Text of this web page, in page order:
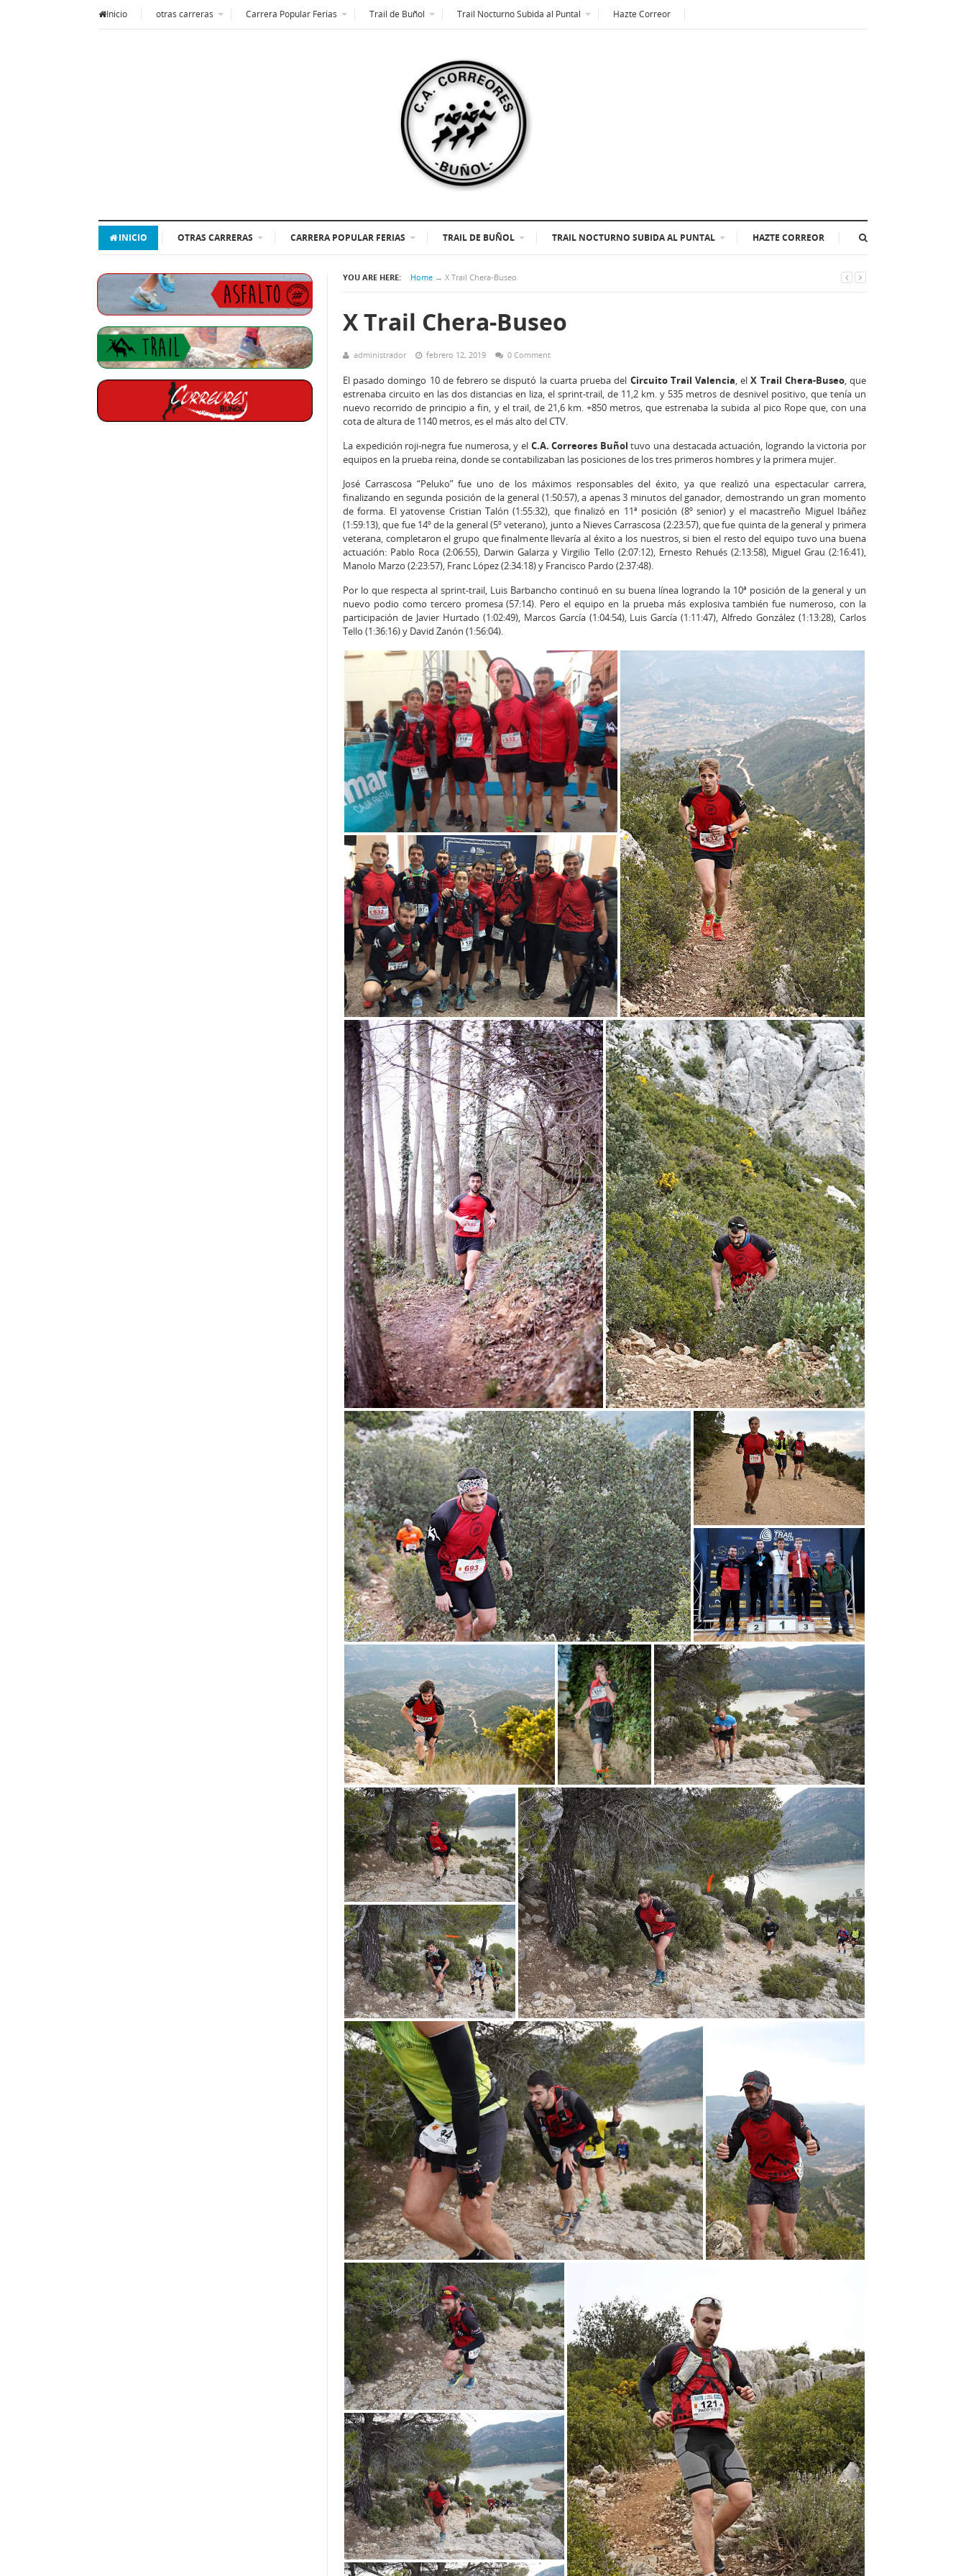
Inicio otras carreras Carrera Popular Ferias Trail de Buñol Trail Nocturno Subida al Puntal Hazte Correor
INICIO OTRAS CARRERAS CARRERA POPULAR FERIAS TRAIL DE BUÑOL TRAIL NOCTURNO SUBIDA AL PUNTAL HAZTE CORREOR
YOU ARE HERE: Home → X Trail Chera-Buseo
X Trail Chera-Buseo
administrador febrero 12, 2019 0 Comment
El pasado domingo 10 de febrero se disputó la cuarta prueba del Circuito Trail Valencia, elX Trail Chera-Buseo, que
estrenaba circuito en las dos distancias en liza, el sprint-trail, de 11,2 km. y 535 metros de desnivel positivo, que tenía un
nuevo recorrido de principio a fin, y el trail, de 21,6 km. +850 metros, que estrenaba la subida al pico Rope que, con una
cota de altura de 1140 metros, es el más alto del CTV.
La expedición roji-negra fue numerosa, y el C.A. Correores Buñol tuvo una destacada actuación, logrando la victoria por
equipos en la prueba reina, donde se contabilizaban las posiciones de los tres primeros hombres y la primera mujer.
José Carrascosa “Peluko” fue uno de los máximos responsables del éxito, ya que realizó una espectacular carrera,
finalizando en segunda posición de la general (1:50:57), a apenas 3 minutos del ganador, demostrando un gran momento
de forma. El yatovense Cristian Talón (1:55:32), que finalizó en 11ª posición (8º senior) y el macastreño Miguel Ibáñez
(1:59:13), que fue 14º de la general (5º veterano), junto a Nieves Carrascosa (2:23:57), que fue quinta de la general y primera
veterana, completaron el grupo que finalmente llevaría al éxito a los nuestros, si bien el resto del equipo tuvo una buena
actuación: Pablo Roca (2:06:55), Darwin Galarza y Virgilio Tello (2:07:12), Ernesto Rehués (2:13:58), Miguel Grau (2:16:41),
Manolo Marzo (2:23:57), Franc López (2:34:18) y Francisco Pardo (2:37:48).
Por lo que respecta al sprint-trail, Luis Barbancho continuó en su buena línea logrando la 10ª posición de la general y un
nuevo podio como tercero promesa (57:14). Pero el equipo en la prueba más explosiva también fue numeroso, con la
participación de Javier Hurtado (1:02:49), Marcos García (1:04:54), Luis García (1:11:47), Alfredo González (1:13:28), Carlos
Tello (1:36:16) y David Zanón (1:56:04).